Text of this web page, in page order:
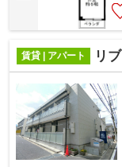
賃貸 | アパート リ